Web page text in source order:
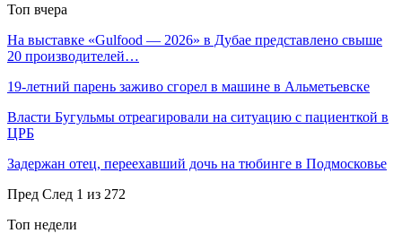
Топ вчера
На выставке «Gulfood — 2026» в Дубае представлено свыше
20 производителей…
19-летний парень заживо сгорел в машине в Альметьевске
Власти Бугульмы отреагировали на ситуацию с пациенткой в
ЦРБ
Задержан отец, переехавший дочь на тюбинге в Подмосковье
Пред След 1 из 272
Топ недели